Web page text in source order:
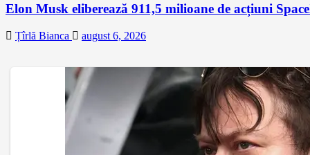
Elon Musk eliberează 911,5 milioane de acțiuni
Țîrlă Bianca august 6, 2026